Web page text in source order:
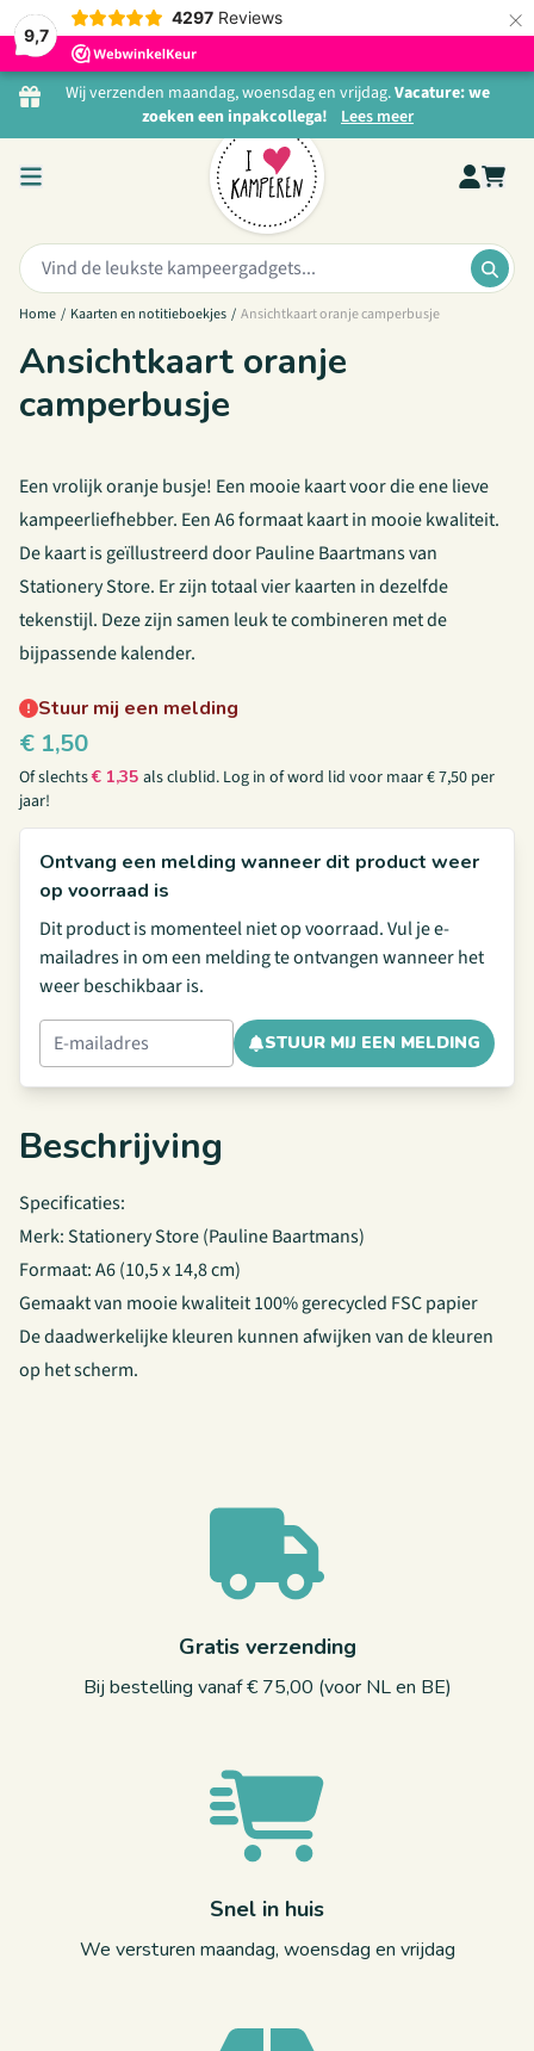
9,7
4297 Reviews ×
Ga naar de inhoud
Wij verzenden maandag, woensdag en vrijdag.Vacature: we
zoeken een inpakcollega! Lees meer
Zoeken:
Home / Kaarten en notitieboekjes / Ansichtkaart oranje camperbusje
Ansichtkaart oranje
camperbusje
Een vrolijk oranje busje! Een mooie kaart voor die ene lieve
kampeerliefhebber. Een A6 formaat kaart in mooie kwaliteit.
De kaart is geïllustreerd door Pauline Baartmans van
Stationery Store. Er zijn totaal vier kaarten in dezelfde
tekenstijl. Deze zijn samen leuk te combineren metde
bijpassende kalender.
Stuur mij een melding
€ 1,50
Of slechts€ 1,35 als clublid. Log in ofword lid voor maar € 7,50 per
jaar!
Ontvang een melding wanneer dit product weer
op voorraad is
Dit product is momenteel niet op voorraad. Vul je e-
mailadres in om een melding te ontvangen wanneer het
weer beschikbaar is.
STUUR MIJ EEN MELDING
Beschrijving
Specificaties:
Merk: Stationery Store (Pauline Baartmans)
Formaat: A6 (10,5 x 14,8 cm)
Gemaakt van mooie kwaliteit 100% gerecycled FSC papier
De daadwerkelijke kleuren kunnen afwijken van de kleuren
op het scherm.
Gratis verzending
Bij bestelling vanaf € 75,00 (voor NL en BE)
Snel in huis
We versturen maandag, woensdag en vrijdag